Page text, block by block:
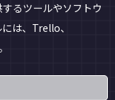
るツールやソフトウ
は、Trello、